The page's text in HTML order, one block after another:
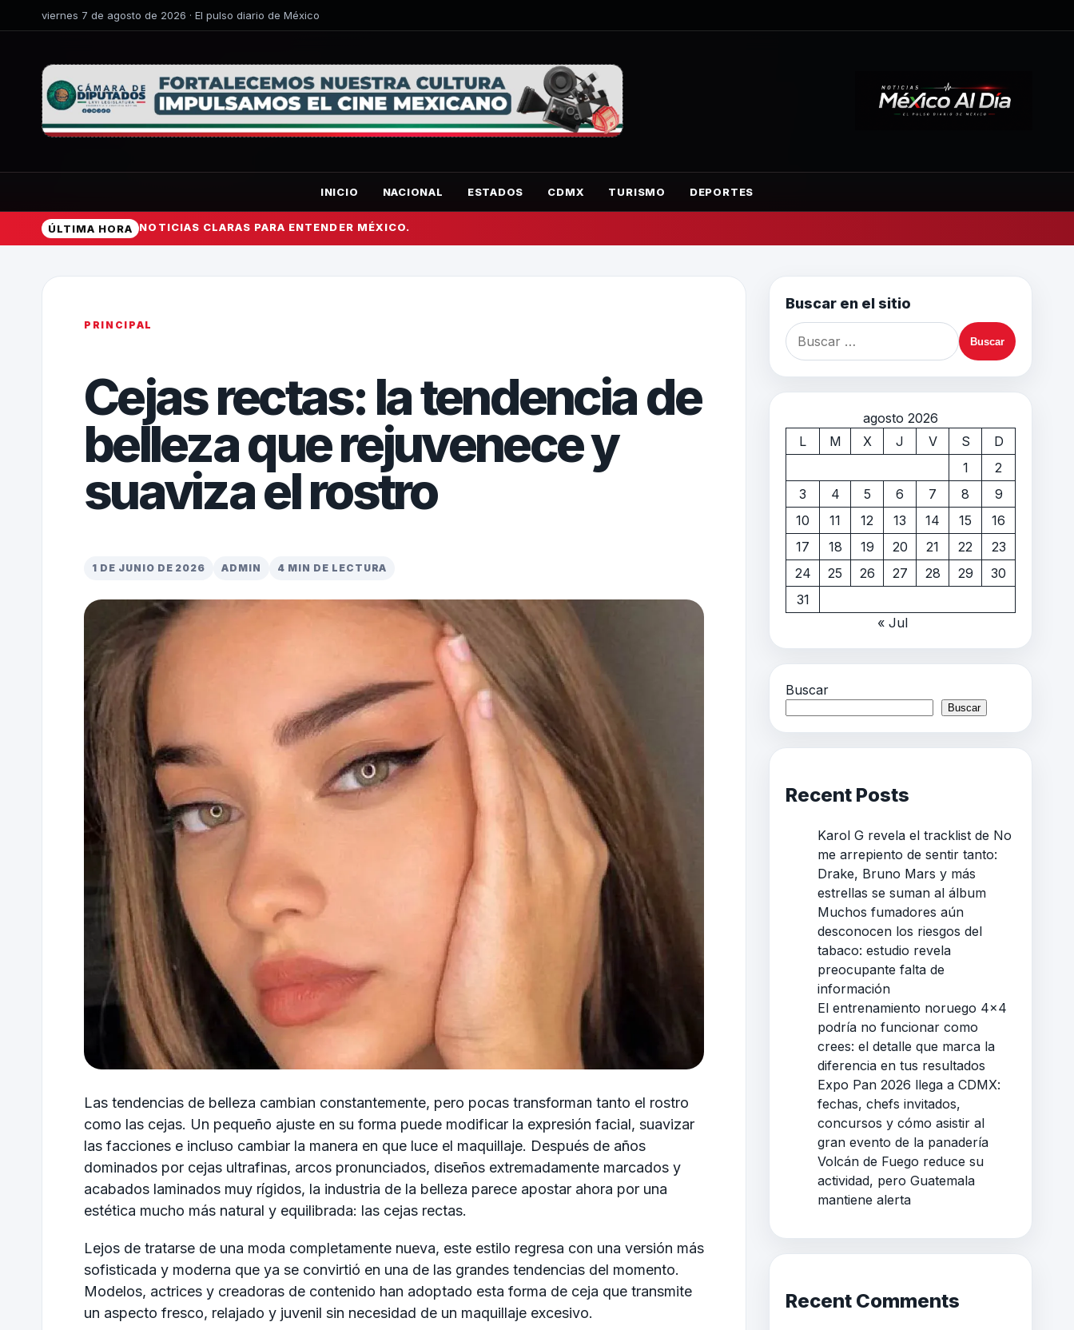
viernes 7 de agosto de 2026 · El pulso diario de México
INICIO NACIONAL ESTADOS CDMX TURISMO DEPORTES
ÚLTIMA HORA NOTICIAS CLARAS PARA ENTENDER MÉXICO.
PRINCIPAL
Cejas rectas: la tendencia de
belleza que rejuvenece y
suaviza el rostro
1 DE JUNIO DE 2026 ADMIN 4 MIN DE LECTURA
Las tendencias de belleza cambian constantemente, pero pocas transforman tanto el rostro
como las cejas. Un pequeño ajuste en su forma puede modificar la expresión facial, suavizar
las facciones e incluso cambiar la manera en que luce el maquillaje. Después de años
dominados por cejas ultrafinas, arcos pronunciados, diseños extremadamente marcados y
acabados laminados muy rígidos, la industria de la belleza parece apostar ahora por una
estética mucho más natural y equilibrada: las cejas rectas.
Lejos de tratarse de una moda completamente nueva, este estilo regresa con una versión más
sofisticada y moderna que ya se convirtió en una de las grandes tendencias del momento.
Modelos, actrices y creadoras de contenido han adoptado esta forma de ceja que transmite
un aspecto fresco, relajado y juvenil sin necesidad de un maquillaje excesivo.
Buscar en el sitio
agosto 2026
L
M X J V S
D
1
2
3
4 5 6 7 8
9
10
11 12 13 14 15
16
17
18 19 20 21 22
23
24
25 26 27 28 29
30
31
« Jul
Buscar
Buscar
Recent Posts
Karol G revela el tracklist de No
me arrepiento de sentir tanto:
Drake, Bruno Mars y más
estrellas se suman al álbum
Muchos fumadores aún
desconocen los riesgos del
tabaco: estudio revela
preocupante falta de
información
El entrenamiento noruego 4×4
podría no funcionar como
crees: el detalle que marca la
diferencia en tus resultados
Expo Pan 2026 llega a CDMX:
fechas, chefs invitados,
concursos y cómo asistir al
gran evento de la panadería
Volcán de Fuego reduce su
actividad, pero Guatemala
mantiene alerta
Recent Comments